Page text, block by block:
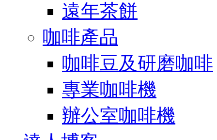
遠年茶餅
咖啡產品
咖啡豆及研磨咖啡
專業咖啡機
辦公室咖啡機